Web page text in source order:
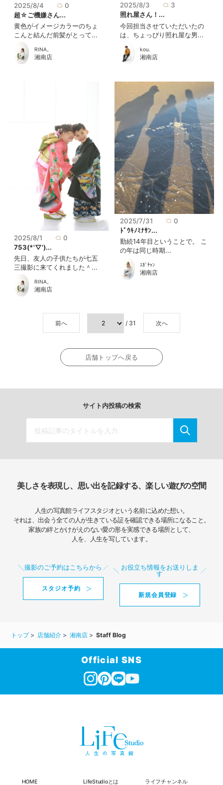
2025/8/4
0
超☆ご機嫌さん...
黄色がイメージカラーのちょ
こんと結んだ前髪がとって...
RINA。
湘南店
2025/8/3
3
照れ屋さん！...
今回担当させていただいたの
は、ちょっぴり照れ屋な男...
kou.
湘南店
2025/8/1
0
753(*'▽')...
先日、友人の子供たちが七五
三撮影に来てくれました＾...
RINA。
湘南店
2025/7/31
0
ﾄﾞｳｷﾉﾐﾅｻﾝ...
勤続14年目ということで。 こ
の年は同じ時期...
ｽｶﾞﾁｬﾝ
湘南店
前へ / 31 次へ
店舗トップへ戻る
サイト内投稿の検索
美しさを表現し、思い出を記録する、楽しい遊びの空間
人生の写真館ライフスタジオという名前に込めた想い。
それは、出会う全ての人が生きている証を確認できる場所になること。
家族の絆とかけがえのない愛の形を実感できる場所として、
人を、人生を写しています。
撮影のご予約はこちらから
スタジオ予約
お役立ち情報をお送りしま
す
新規会員登録
トップ 店舗紹介 湘南店 Staff Blog
Official SNS
HOME LifeStudioとは ライフチャンネル